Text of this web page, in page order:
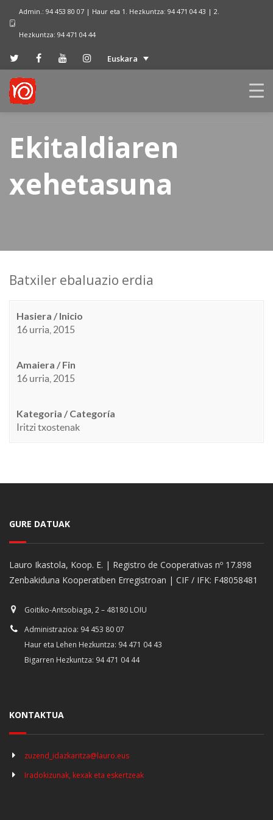
Admin.: 94 453 80 07 | Haur eta 1. Hezkuntza: 94 471 04 43 | 2.
Hezkuntza: 94 471 04 44
Euskara
Ekitaldiaren
xehetasuna
Batxiler ebaluazio erdia
Hasiera / Inicio
16 urria, 2015
Amaiera / Fin
16 urria, 2015
Kategoria / Categoría
Iritzi txostenak
GURE DATUAK
Lauro Ikastola, Koop. E. | Registro de Cooperativas nº 17.898
Zenbakiduna Kooperatiben Erregistroan | CIF / IFK: F48058481
Goitiko-Antsobiaga, 2 – 48180 LOIU
Administrazioa: 94 453 80 07
Haur eta Lehen Hezkuntza: 94 471 04 43
Bigarren Hezkuntza: 94 471 04 44
KONTAKTUA
zuzend_idazkaritza@lauro.eus
Iradokizunak, kexak eta eskertzeak